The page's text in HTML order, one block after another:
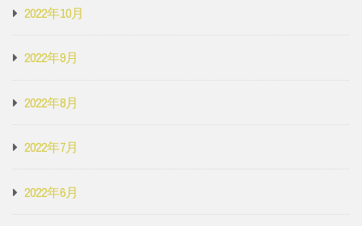
2022年10月
2022年9月
2022年8月
2022年7月
2022年6月